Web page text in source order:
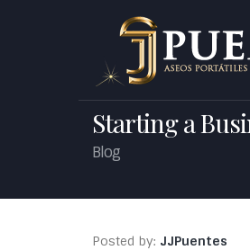
Starting a
Blog
Posted by: JJPuentes